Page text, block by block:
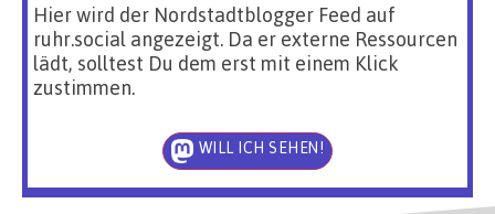
Hier wird der Nordstadtblogger Feed auf
ruhr.social angezeigt. Da er externe Ressourcen
lädt, solltest Du dem erst mit einem Klick
zustimmen.
WILL ICH SEHEN!